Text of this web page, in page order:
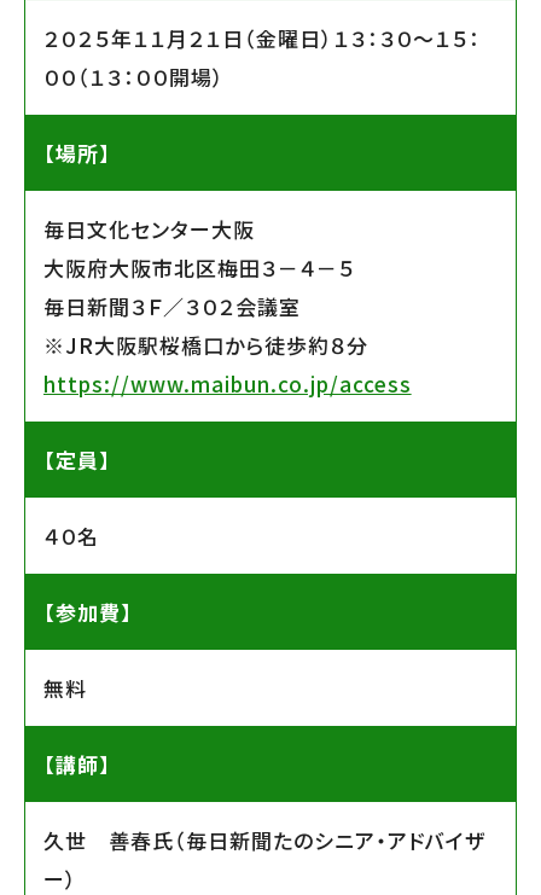
２０２５年１１月２１日（金曜日）１３：３０〜１５：
００（１３：００開場）
【場所】
毎日文化センター大阪
大阪府大阪市北区梅田３－４－５
毎日新聞３Ｆ／３０２会議室
※JR大阪駅桜橋口から徒歩約８分
https://www.maibun.co.jp/access
【定員】
４０名
【参加費】
無料
【講師】
久世 善春氏（毎日新聞たのシニア・アドバイザ
ー）